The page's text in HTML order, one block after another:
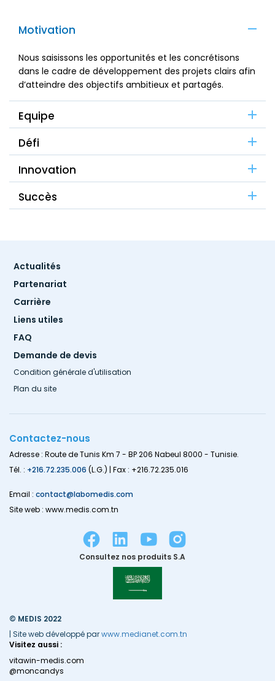
Motivation
Nous saisissons les opportunités et les concrétisons
dans le cadre de développement des projets clairs afin
d’atteindre des objectifs ambitieux et partagés.
Equipe
Défi
Innovation
Succès
Footer
Actualités
Partenariat
Carrière
Liens utiles
FAQ
Demande de devis
Condition générale d'utilisation
Plan du site
Contactez-nous
Adresse : Route de Tunis Km 7 - BP 206 Nabeul 8000 - Tunisie.
Tél. : +216.72.235.006 (L.G.) | Fax : +216.72.235.016
Email : contact@labomedis.com
Site web : www.medis.com.tn
Consultez nos produits S.A
© MEDIS 2022
| Site web développé parwww.medianet.com.tn
Visitez aussi :
vitawin-medis.com
@moncandys